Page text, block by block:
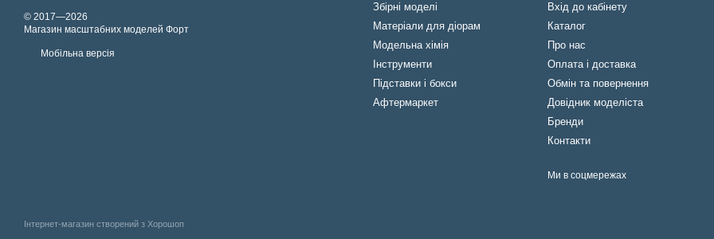
© 2017—2026
Магазин масштабних моделей Форт
Мобільна версія
Інтернет-магазин створений з Хорошоп
Збірні моделі
Матеріали для діорам
Модельна хімія
Інструменти
Підставки і бокси
Афтермаркет
Вхід до кабінету
Каталог
Про нас
Оплата і доставка
Обмін та повернення
Довідник моделіста
Бренди
Контакти
Ми в соцмережах